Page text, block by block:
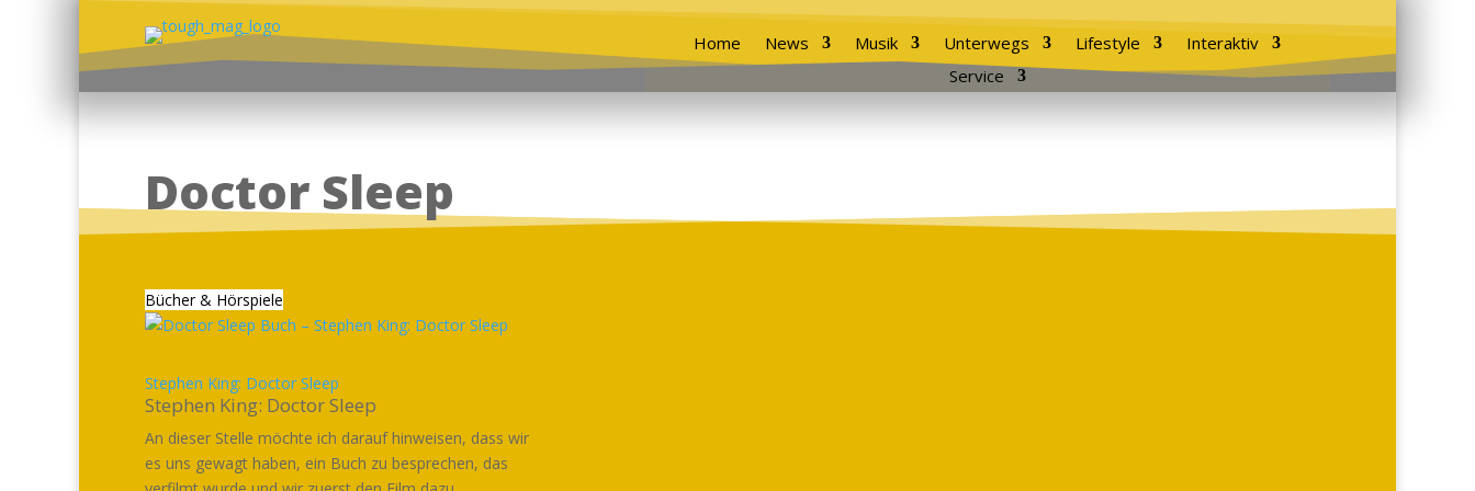
Home News Musik Unterwegs Lifestyle
Interaktiv
Service
Doctor Sleep
Bücher & Hörspiele
Stephen King: Doctor Sleep
Stephen King: Doctor Sleep
An dieser Stelle möchte ich darauf hinweisen, dass wir
es uns gewagt haben, ein Buch zu besprechen, das